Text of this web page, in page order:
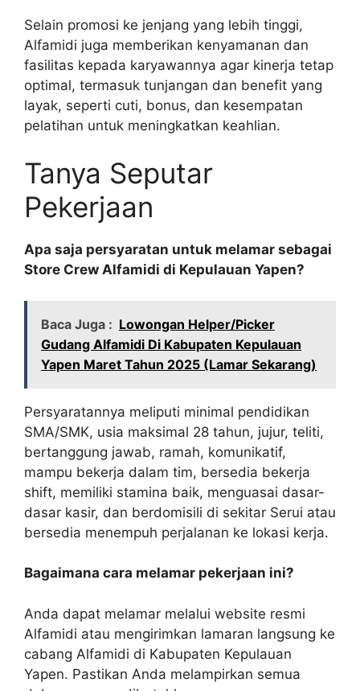
Selain promosi ke jenjang yang lebih tinggi,
Alfamidi juga memberikan kenyamanan dan
fasilitas kepada karyawannya agar kinerja tetap
optimal, termasuk tunjangan dan benefit yang
layak, seperti cuti, bonus, dan kesempatan
pelatihan untuk meningkatkan keahlian.
Tanya Seputar
Pekerjaan
Apa saja persyaratan untuk melamar sebagai
Store Crew Alfamidi di Kepulauan Yapen?
Baca Juga : Lowongan Helper/Picker
Gudang Alfamidi Di Kabupaten Kepulauan
Yapen Maret Tahun 2025 (Lamar Sekarang)
Persyaratannya meliputi minimal pendidikan
SMA/SMK, usia maksimal 28 tahun, jujur, teliti,
bertanggung jawab, ramah, komunikatif,
mampu bekerja dalam tim, bersedia bekerja
shift, memiliki stamina baik, menguasai dasar-
dasar kasir, dan berdomisili di sekitar Serui atau
bersedia menempuh perjalanan ke lokasi kerja.
Bagaimana cara melamar pekerjaan ini?
Anda dapat melamar melalui website resmi
Alfamidi atau mengirimkan lamaran langsung ke
cabang Alfamidi di Kabupaten Kepulauan
Yapen. Pastikan Anda melampirkan semua